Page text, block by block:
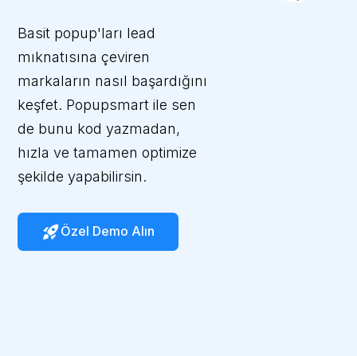
Basit popup'ları lead
mıknatısına çeviren
markaların nasıl başardığını
keşfet. Popupsmart ile sen
de bunu kod yazmadan,
hızla ve tamamen optimize
şekilde yapabilirsin.
Özel Demo Alın